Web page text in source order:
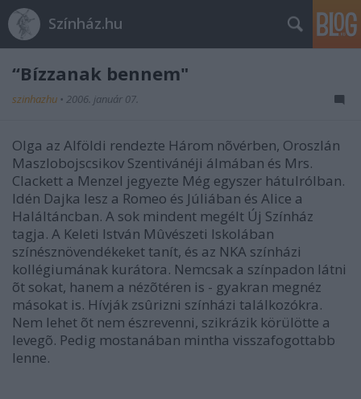
Színház.hu
“Bízzanak bennem"
szinhazhu • 2006. január 07.
Olga az Alföldi rendezte Három nõvérben, Oroszlán
Maszlobojscsikov Szentivánéji álmában és Mrs.
Clackett a Menzel jegyezte Még egyszer hátulrólban.
Idén Dajka lesz a Romeo és Júliában és Alice a
Haláltáncban. A sok mindent megélt Új Színház
tagja. A Keleti István Mûvészeti Iskolában
színésznövendékeket tanít, és az NKA színházi
kollégiumának kurátora. Nemcsak a színpadon látni
õt sokat, hanem a nézõtéren is - gyakran megnéz
másokat is. Hívják zsûrizni színházi találkozókra.
Nem lehet õt nem észrevenni, szikrázik körülötte a
levegõ. Pedig mostanában mintha visszafogottabb
lenne.